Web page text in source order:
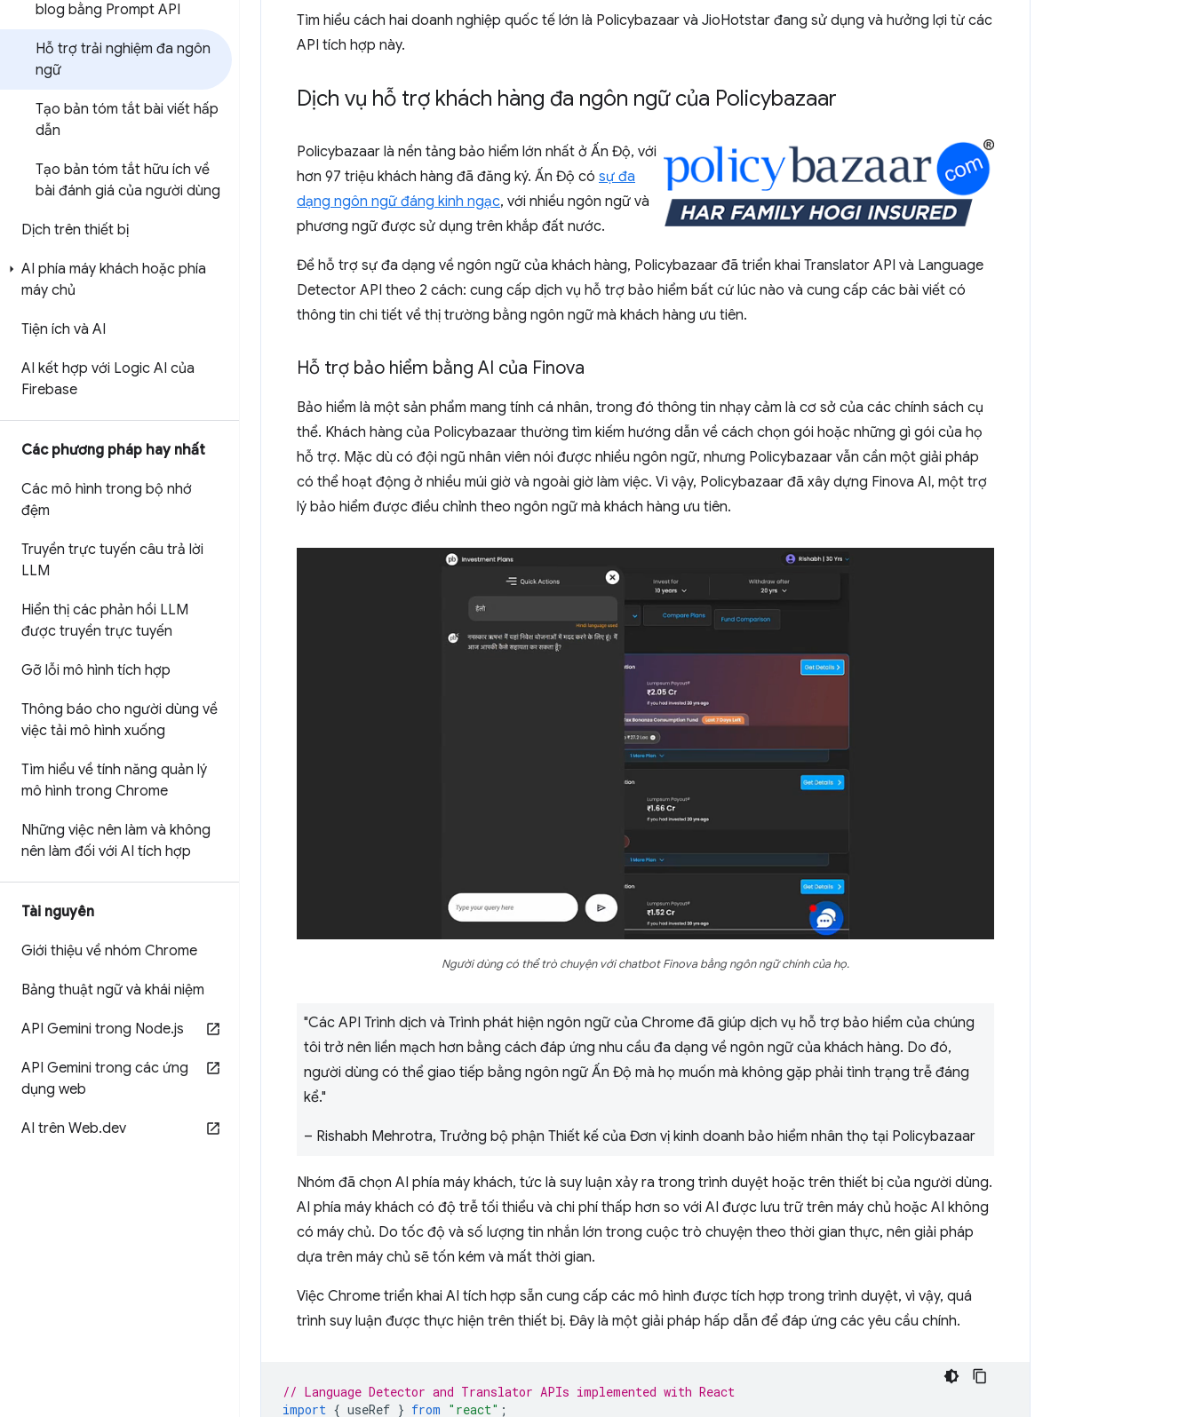
blog bằng Prompt API
Hỗ trợ trải nghiệm đa ngôn
ngữ
Tạo bản tóm tắt bài viết hấp
dẫn
Tạo bản tóm tắt hữu ích về
bài đánh giá của người dùng
Dịch trên thiết bị
AI phía máy khách hoặc phía
máy chủ
Tiện ích và AI
AI kết hợp với Logic AI của
Firebase
Các phương pháp hay nhất
Các mô hình trong bộ nhớ
đệm
Truyền trực tuyến câu trả lời
LLM
Hiển thị các phản hồi LLM
được truyền trực tuyến
Gỡ lỗi mô hình tích hợp
Thông báo cho người dùng về
việc tải mô hình xuống
Tìm hiểu về tính năng quản lý
mô hình trong Chrome
Những việc nên làm và không
nên làm đối với AI tích hợp
Tài nguyên
Giới thiệu về nhóm Chrome
Bảng thuật ngữ và khái niệm
API Gemini trong Node.js
API Gemini trong các ứng
dụng web
AI trên Web.dev
Tìm hiểu cách hai doanh nghiệp quốc tế lớn là Policybazaar và JioHotstar đang sử dụng và hưởng lợi từ các
API tích hợp này.
Dịch vụ hỗ trợ khách hàng đa ngôn ngữ của Policybazaar
Policybazaar là nền tảng bảo hiểm lớn nhất ở Ấn Độ, với
hơn 97 triệu khách hàng đã đăng ký. Ấn Độ có sự đa
dạng ngôn ngữ đáng kinh ngạc, với nhiều ngôn ngữ và
phương ngữ được sử dụng trên khắp đất nước.
Để hỗ trợ sự đa dạng về ngôn ngữ của khách hàng, Policybazaar đã triển khai Translator API và Language
Detector API theo 2 cách: cung cấp dịch vụ hỗ trợ bảo hiểm bất cứ lúc nào và cung cấp các bài viết có
thông tin chi tiết về thị trường bằng ngôn ngữ mà khách hàng ưu tiên.
Hỗ trợ bảo hiểm bằng AI của Finova
Bảo hiểm là một sản phẩm mang tính cá nhân, trong đó thông tin nhạy cảm là cơ sở của các chính sách cụ
thể. Khách hàng của Policybazaar thường tìm kiếm hướng dẫn về cách chọn gói hoặc những gì gói của họ
hỗ trợ. Mặc dù có đội ngũ nhân viên nói được nhiều ngôn ngữ, nhưng Policybazaar vẫn cần một giải pháp
có thể hoạt động ở nhiều múi giờ và ngoài giờ làm việc. Vì vậy, Policybazaar đã xây dựng Finova AI, một trợ
lý bảo hiểm được điều chỉnh theo ngôn ngữ mà khách hàng ưu tiên.
Người dùng có thể trò chuyện với chatbot Finova bằng ngôn ngữ chính của họ.
"Các API Trình dịch và Trình phát hiện ngôn ngữ của Chrome đã giúp dịch vụ hỗ trợ bảo hiểm của chúng
tôi trở nên liền mạch hơn bằng cách đáp ứng nhu cầu đa dạng về ngôn ngữ của khách hàng. Do đó,
người dùng có thể giao tiếp bằng ngôn ngữ Ấn Độ mà họ muốn mà không gặp phải tình trạng trễ đáng
kể."
– Rishabh Mehrotra, Trưởng bộ phận Thiết kế của Đơn vị kinh doanh bảo hiểm nhân thọ tại Policybazaar
Nhóm đã chọn AI phía máy khách, tức là suy luận xảy ra trong trình duyệt hoặc trên thiết bị của người dùng.
AI phía máy khách có độ trễ tối thiểu và chi phí thấp hơn so với AI được lưu trữ trên máy chủ hoặc AI không
có máy chủ. Do tốc độ và số lượng tin nhắn lớn trong cuộc trò chuyện theo thời gian thực, nên giải pháp
dựa trên máy chủ sẽ tốn kém và mất thời gian.
Việc Chrome triển khai AI tích hợp sẵn cung cấp các mô hình được tích hợp trong trình duyệt, vì vậy, quá
trình suy luận được thực hiện trên thiết bị. Đây là một giải pháp hấp dẫn để đáp ứng các yêu cầu chính.
// Language Detector and Translator APIs implemented with React
import { useRef } from "react" ;